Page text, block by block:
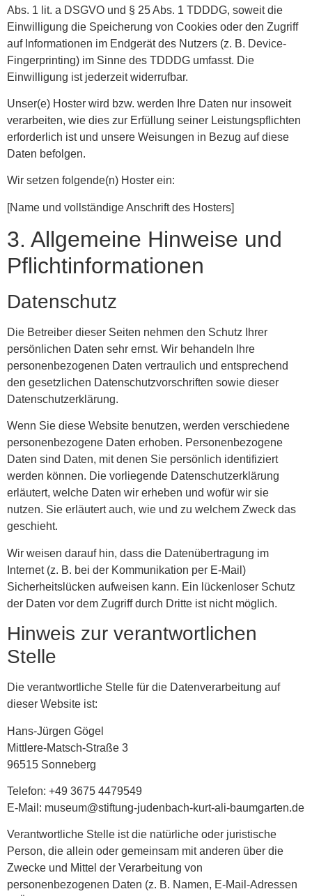
Abs. 1 lit. a DSGVO und § 25 Abs. 1 TDDDG, soweit die
Einwilligung die Speicherung von Cookies oder den Zugriff
auf Informationen im Endgerät des Nutzers (z. B. Device-
Fingerprinting) im Sinne des TDDDG umfasst. Die
Einwilligung ist jederzeit widerrufbar.
Unser(e) Hoster wird bzw. werden Ihre Daten nur insoweit
verarbeiten, wie dies zur Erfüllung seiner Leistungspflichten
erforderlich ist und unsere Weisungen in Bezug auf diese
Daten befolgen.
Wir setzen folgende(n) Hoster ein:
[Name und vollständige Anschrift des Hosters]
3. Allgemeine Hinweise und
Pflicht­informationen
Datenschutz
Die Betreiber dieser Seiten nehmen den Schutz Ihrer
persönlichen Daten sehr ernst. Wir behandeln Ihre
personenbezogenen Daten vertraulich und entsprechend
den gesetzlichen Datenschutzvorschriften sowie dieser
Datenschutzerklärung.
Wenn Sie diese Website benutzen, werden verschiedene
personenbezogene Daten erhoben. Personenbezogene
Daten sind Daten, mit denen Sie persönlich identifiziert
werden können. Die vorliegende Datenschutzerklärung
erläutert, welche Daten wir erheben und wofür wir sie
nutzen. Sie erläutert auch, wie und zu welchem Zweck das
geschieht.
Wir weisen darauf hin, dass die Datenübertragung im
Internet (z. B. bei der Kommunikation per E-Mail)
Sicherheitslücken aufweisen kann. Ein lückenloser Schutz
der Daten vor dem Zugriff durch Dritte ist nicht möglich.
Hinweis zur verantwortlichen
Stelle
Die verantwortliche Stelle für die Datenverarbeitung auf
dieser Website ist:
Hans-Jürgen Gögel
Mittlere-Matsch-Straße 3
96515 Sonneberg
Telefon: +49 3675 4479549
E-Mail: museum@stiftung-judenbach-kurt-ali-baumgarten.de
Verantwortliche Stelle ist die natürliche oder juristische
Person, die allein oder gemeinsam mit anderen über die
Zwecke und Mittel der Verarbeitung von
personenbezogenen Daten (z. B. Namen, E-Mail-Adressen